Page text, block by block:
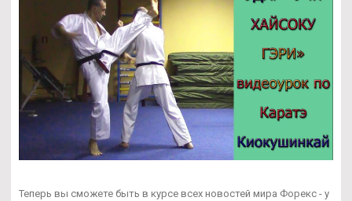
Теперь вы сможете быть в курсе всех новостей мира Форекс - у